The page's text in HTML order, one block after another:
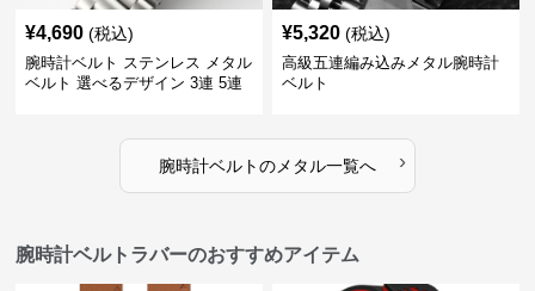
¥4,690 (税込)
腕時計ベルト ステンレス メタル
ベルト 選べるデザイン 3連 5連
¥5,320 (税込)
高級五連編み込みメタル腕時計
ベルト
腕時計ベルトのメタル一覧へ ›
腕時計ベルトラバーのおすすめアイテム